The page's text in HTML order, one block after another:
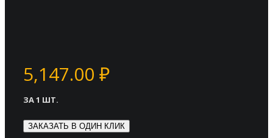
5,147.00 ₽
ЗА 1 ШТ.
ЗАКАЗАТЬ В ОДИН КЛИК